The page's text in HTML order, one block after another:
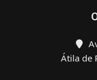
Átila de